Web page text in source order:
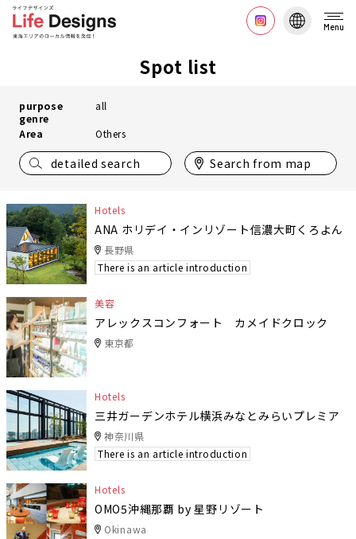
Menu
Spot list
purpose
genre
all
Area Others
detailed search Search from map
Hotels
ANA ホリデイ・インリゾート信濃大町くろよん
長野県
There is an article introduction
美容
アレックスコンフォート カメイドクロック
東京都
Hotels
三井ガーデンホテル横浜みなとみらいプレミア
神奈川県
There is an article introduction
Hotels
OMO5沖縄那覇 by 星野リゾート
Okinawa